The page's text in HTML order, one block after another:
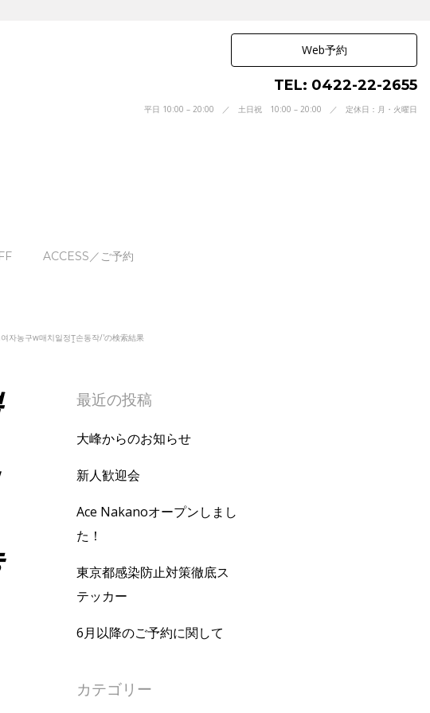
ACCESS／ご予約
Web予約
TEL: 0422-22-2655
平日 10:00 – 20:00 ／ 土日祝 10:00 – 20:00 ／ 定休日：月・火曜日
자농구w매치일정Ṱ손동작/'の検索結果
最近の投稿
大峰からのお知らせ
新人歓迎会
Ace Nakanoオープンしまし
た！
東京都感染防止対策徹底ス
テッカー
6月以降のご予約に関して
カテゴリー